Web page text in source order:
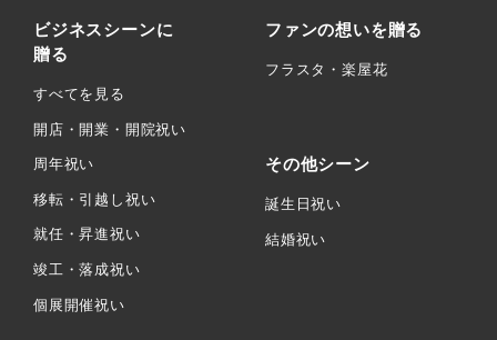
ビジネスシーンに
贈る
すべてを見る
開店・開業・開院祝い
周年祝い
移転・引越し祝い
就任・昇進祝い
竣工・落成祝い
個展開催祝い
ファンの想いを贈る
フラスタ・楽屋花
その他シーン
誕生日祝い
結婚祝い